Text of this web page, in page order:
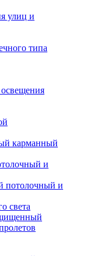
улиц и
типа
карманный
и
потолочный и
света